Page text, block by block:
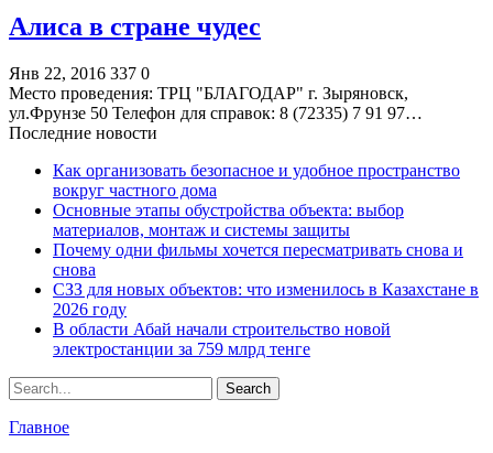
Алиса в стране чудес
Янв 22, 2016 337 0
Место проведения: ТРЦ "БЛАГОДАР" г. Зыряновск,
ул.Фрунзе 50 Телефон для справок: 8 (72335) 7 91 97…
Последние новости
Как организовать безопасное и удобное пространство
вокруг частного дома
Основные этапы обустройства объекта: выбор
материалов, монтаж и системы защиты
Почему одни фильмы хочется пересматривать снова и
снова
СЗЗ для новых объектов: что изменилось в Казахстане в
2026 году
В области Абай начали строительство новой
электростанции за 759 млрд тенге
Главное